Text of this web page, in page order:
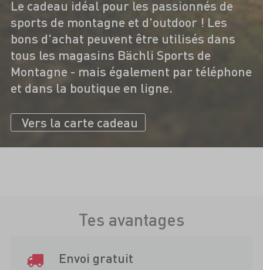
Le cadeau idéal pour les passionnés de
sports de montagne et d'outdoor ! Les
bons d'achat peuvent être utilisés dans
tous les magasins Bächli Sports de
Montagne - mais également par téléphone
et dans la boutique en ligne.
Vers la carte cadeau
Tes avantages
Envoi gratuit